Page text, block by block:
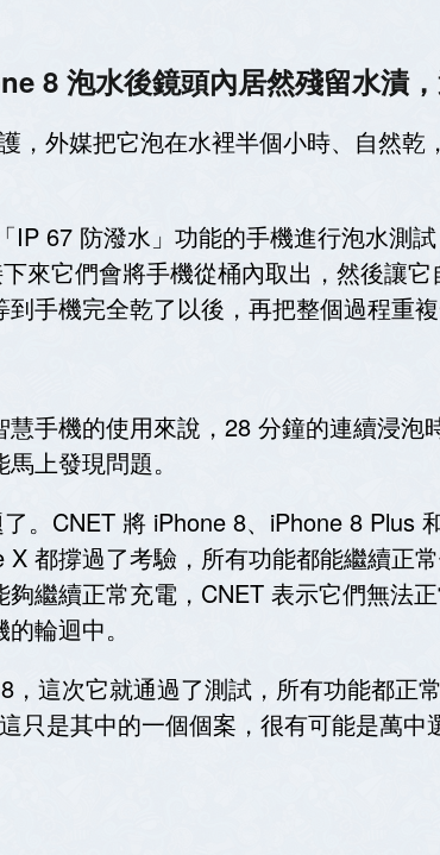
8 泡水後鏡頭內居然殘留水漬
，外媒把它泡在水裡半個小時、自然
IP 67 防潑水」功能的手機進行泡水測
來它們會將手機從桶內取出，然後讓
手機完全乾了以後，再把整個過程重複
手機的使用來說，28 分鐘的連續浸
上發現問題。
。CNET 將 iPhone 8、iPhone 8 Plus
都撐過了考驗，所有功能都能繼續正
繼續正常充電，CNET 表示它們無法
輪迴中。
這次它就通過了測試，所有功能都正
只是其中的一個個案，很有可能是萬中